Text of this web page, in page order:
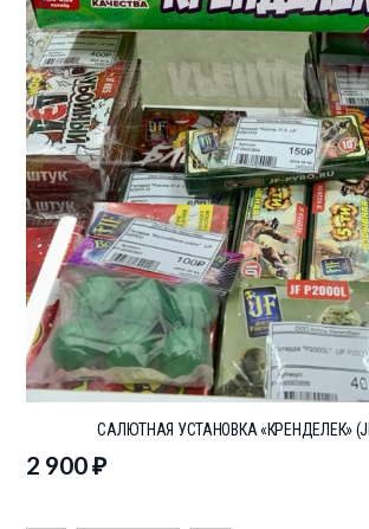
САЛЮТНАЯ УСТАНОВКА «КРЕНДЕЛЕК»
2 900₽